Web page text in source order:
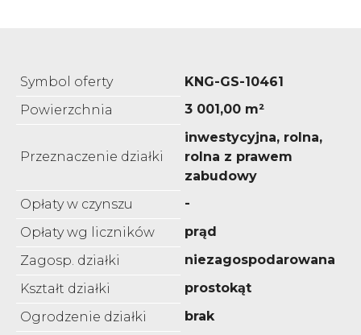
Symbol oferty
KNG-GS-10461
Powierzchnia
3 001,00 m²
Przeznaczenie działki
inwestycyjna, rolna,
rolna z prawem
zabudowy
Opłaty w czynszu
-
Opłaty wg liczników
prąd
Zagosp. działki
niezagospodarowana
Kształt działki
prostokąt
Ogrodzenie działki
brak